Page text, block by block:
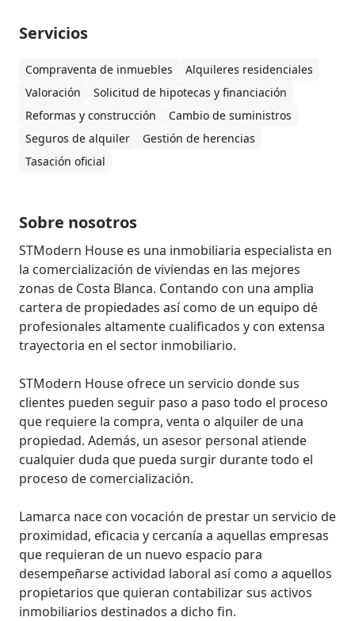
Servicios
Compraventa de inmuebles
Alquileres residenciales
Valoración
Solicitud de hipotecas y financiación
Reformas y construcción
Cambio de suministros
Seguros de alquiler
Gestión de herencias
Tasación oficial
Sobre nosotros
STModern House es una inmobiliaria especialista en
la comercialización de viviendas en las mejores
zonas de Costa Blanca. Contando con una amplia
cartera de propiedades así como de un equipo dé
profesionales altamente cualificados y con extensa
trayectoria en el sector inmobiliario.
STModern House ofrece un servicio donde sus
clientes pueden seguir paso a paso todo el proceso
que requiere la compra, venta o alquiler de una
propiedad. Además, un asesor personal atiende
cualquier duda que pueda surgir durante todo el
proceso de comercialización.
Lamarca nace con vocación de prestar un servicio de
proximidad, eficacia y cercanía a aquellas empresas
que requieran de un nuevo espacio para
desempeñarse actividad laboral así como a aquellos
propietarios que quieran contabilizar sus activos
inmobiliarios destinados a dicho fin.